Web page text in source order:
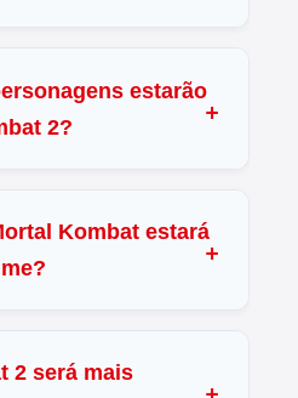
estarão
2?
Kombat estará
2 será mais